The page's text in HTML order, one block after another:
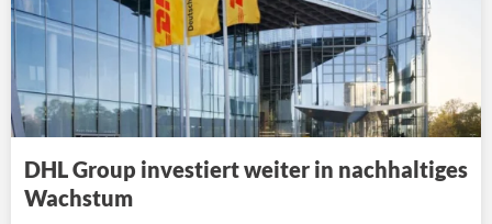
DHL Group investiert weiter in nachhaltiges
Wachstum